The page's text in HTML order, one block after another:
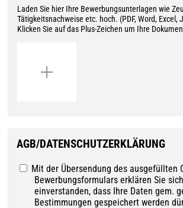
Laden Sie hier Ihre Bewerbungsunterlagen wie
Tätigkeitsnachweise etc. hoch. (PDF, Word, Excel,
Klicken Sie auf das Plus-Zeichen um Ihre
AGB/DATENSCHUTZERKLÄRUNG
Mit der Übersendung des ausgefüllten
Bewerbungsformulars erklären Sie
einverstanden, dass Ihre Daten gem.
Bestimmungen gespeichert werden